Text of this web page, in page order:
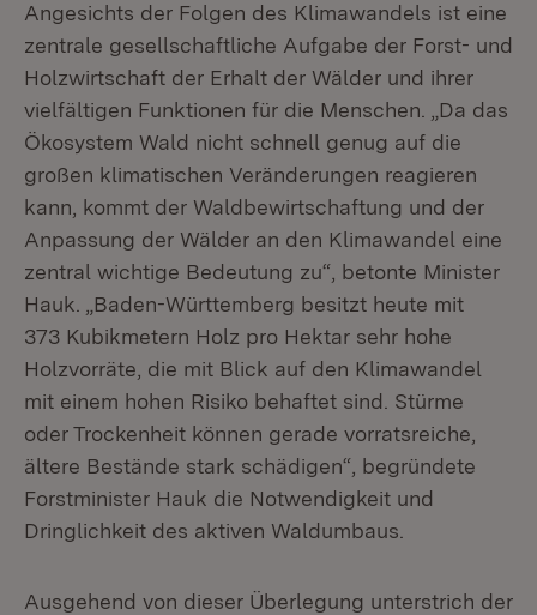
Angesichts der Folgen des Klimawandels ist eine
zentrale gesellschaftliche Aufgabe der Forst- und
Holzwirtschaft der Erhalt der Wälder und ihrer
vielfältigen Funktionen für die Menschen. „Da das
Ökosystem Wald nicht schnell genug auf die
großen klimatischen Veränderungen reagieren
kann, kommt der Waldbewirtschaftung und der
Anpassung der Wälder an den Klimawandel eine
zentral wichtige Bedeutung zu“, betonte Minister
Hauk. „Baden-Württemberg besitzt heute mit
373 Kubikmetern Holz pro Hektar sehr hohe
Holzvorräte, die mit Blick auf den Klimawandel
mit einem hohen Risiko behaftet sind. Stürme
oder Trockenheit können gerade vorratsreiche,
ältere Bestände stark schädigen“, begründete
Forstminister Hauk die Notwendigkeit und
Dringlichkeit des aktiven Waldumbaus.
Ausgehend von dieser Überlegung unterstrich der